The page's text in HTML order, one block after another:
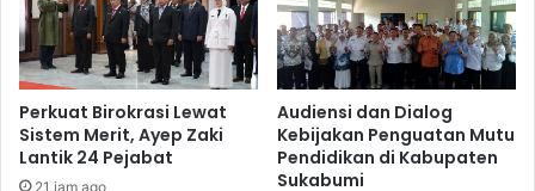
Perkuat Birokrasi Lewat
Sistem Merit, Ayep Zaki
Lantik 24 Pejabat
21 jam ago
Audiensi dan Dialog
Kebijakan Penguatan Mutu
Pendidikan di Kabupaten
Sukabumi